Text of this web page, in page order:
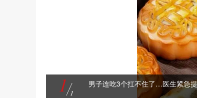
1 1
男子连吃3个扛不住了…医生紧急